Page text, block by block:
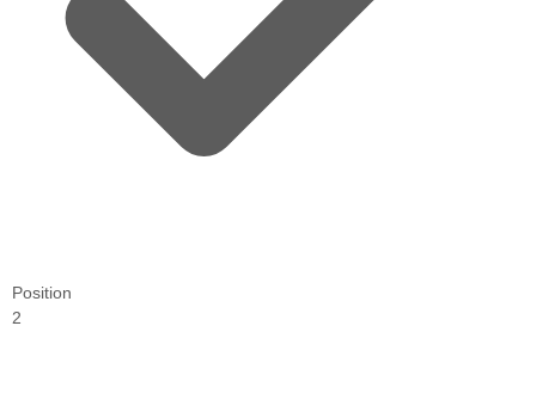
Position
2